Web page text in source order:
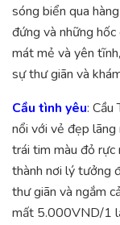
sóng biển qua
đứng và những
mát mẻ và yên
sự thư giãn và
Cầu tình yêu: Cầu
nổi với vẻ đẹp
trái tim màu đỏ rực
thành nơi lý tưởng
thư giãn và ngắm
mất 5.000VND/1